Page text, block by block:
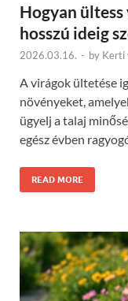
Hogyan
hosszú ideig
2026.03.16. - by Kerti
A virágok ültetése
növényeket,
ügyelj a talaj
egész évben
READ MORE